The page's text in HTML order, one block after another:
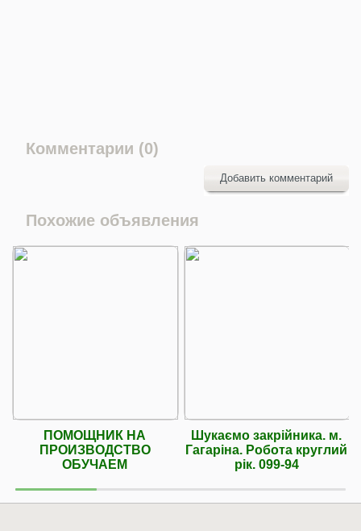
Комментарии (0)
Добавить комментарий
Похожие объявления
ПОМОЩНИК НА
ПРОИЗВОДСТВО
ОБУЧАЕМ
Шукаємо закрійника. м.
Гагаріна. Робота круглий
рік. 099-94